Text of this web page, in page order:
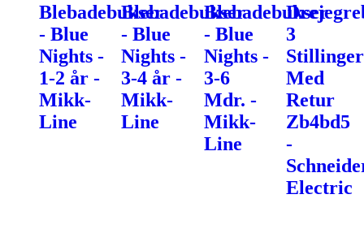
Blebadebukser
- Blue
Nights -
1-2 år -
Mikk-
Line
Blebadebukser
- Blue
Nights -
3-4 år -
Mikk-
Line
Blebadebukser
- Blue
Nights -
3-6
Mdr. -
Mikk-
Line
3
Stillinger
Med
Retur
Zb4bd5
-
Electric